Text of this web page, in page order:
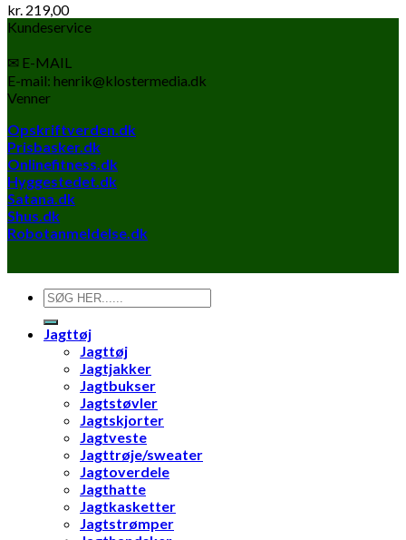
kr. 219,00
Kundeservice
✉ E-MAIL
E-mail: henrik@klostermedia.dk
Venner
Opskriftverden.dk
Prisbasker.dk
Onlinefitness.dk
Hyggestedet.dk
Satana.dk
Shus.dk
Robotanmeldelse.dk
Søg
efter:
Jagttøj
Jagttøj
Jagtjakker
Jagtbukser
Jagtstøvler
Jagtskjorter
Jagtveste
Jagttrøje/sweater
Jagtoverdele
Jagthatte
Jagtkasketter
Jagtstrømper